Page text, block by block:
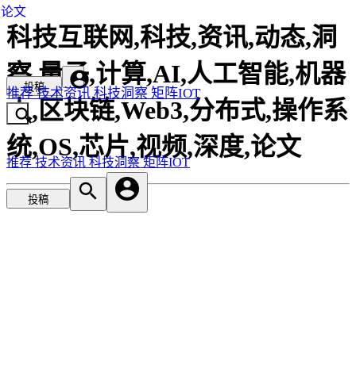
科技互联网,科技,资讯,动态,洞
察,量子,计算,AI,人工智能,机器
人,区块链,Web3,分布式,操作系
统,OS,芯片,视频,深度,论文
投稿
推荐技术资讯科技洞察 矩阵IOT
推荐技术资讯科技洞察矩阵IOT
投稿
论文